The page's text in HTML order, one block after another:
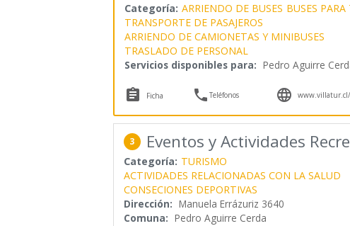
Categoría: ARRIENDO DE BUSES BUSES
TRANSPORTE DE PASAJEROS
ARRIENDO DE CAMIONETAS Y MINIBUSES
TRASLADO DE PERSONAL
Servicios disponibles para: Pedro Aguirre
 Ficha Teléfonos  www.villatur.cl/
3 Eventos y Actividades
Categoría: TURISMO
ACTIVIDADES RELACIONADAS CON LA SALUD
CONSECIONES DEPORTIVAS
Dirección: Manuela Errázuriz 3640
Comuna: Pedro Aguirre Cerda